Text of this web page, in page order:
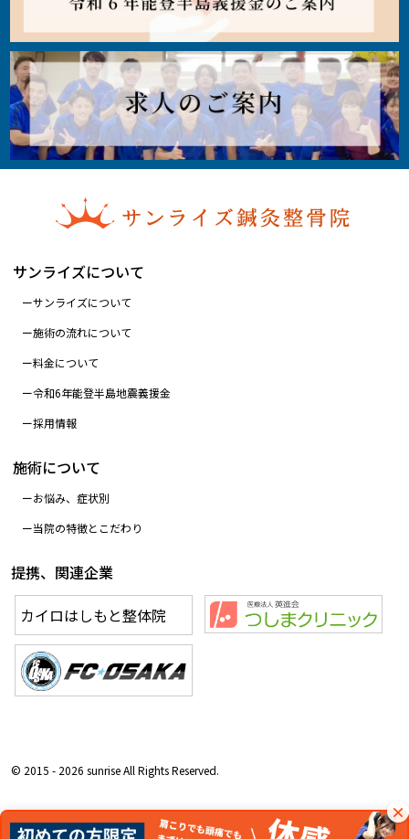
サンライズについて
サンライズについて
施術の流れについて
料金について
令和6年能登半島地震義援金
採用情報
施術について
お悩み、症状別
当院の特徴とこだわり
提携、関連企業
カイロはしもと整体院
© 2015 - 2026 sunrise All Rights Reserved.
×